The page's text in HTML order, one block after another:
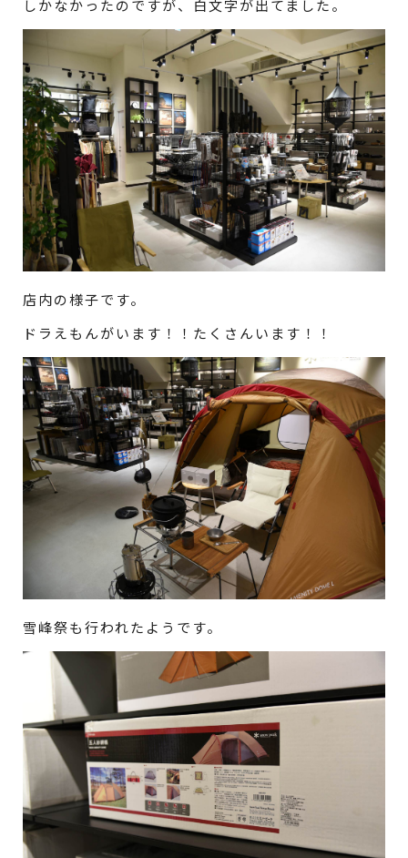
しかなかったのですが、白文字が出てました。
店内の様子です。
ドラえもんがいます！！たくさんいます！！
雪峰祭も行われたようです。